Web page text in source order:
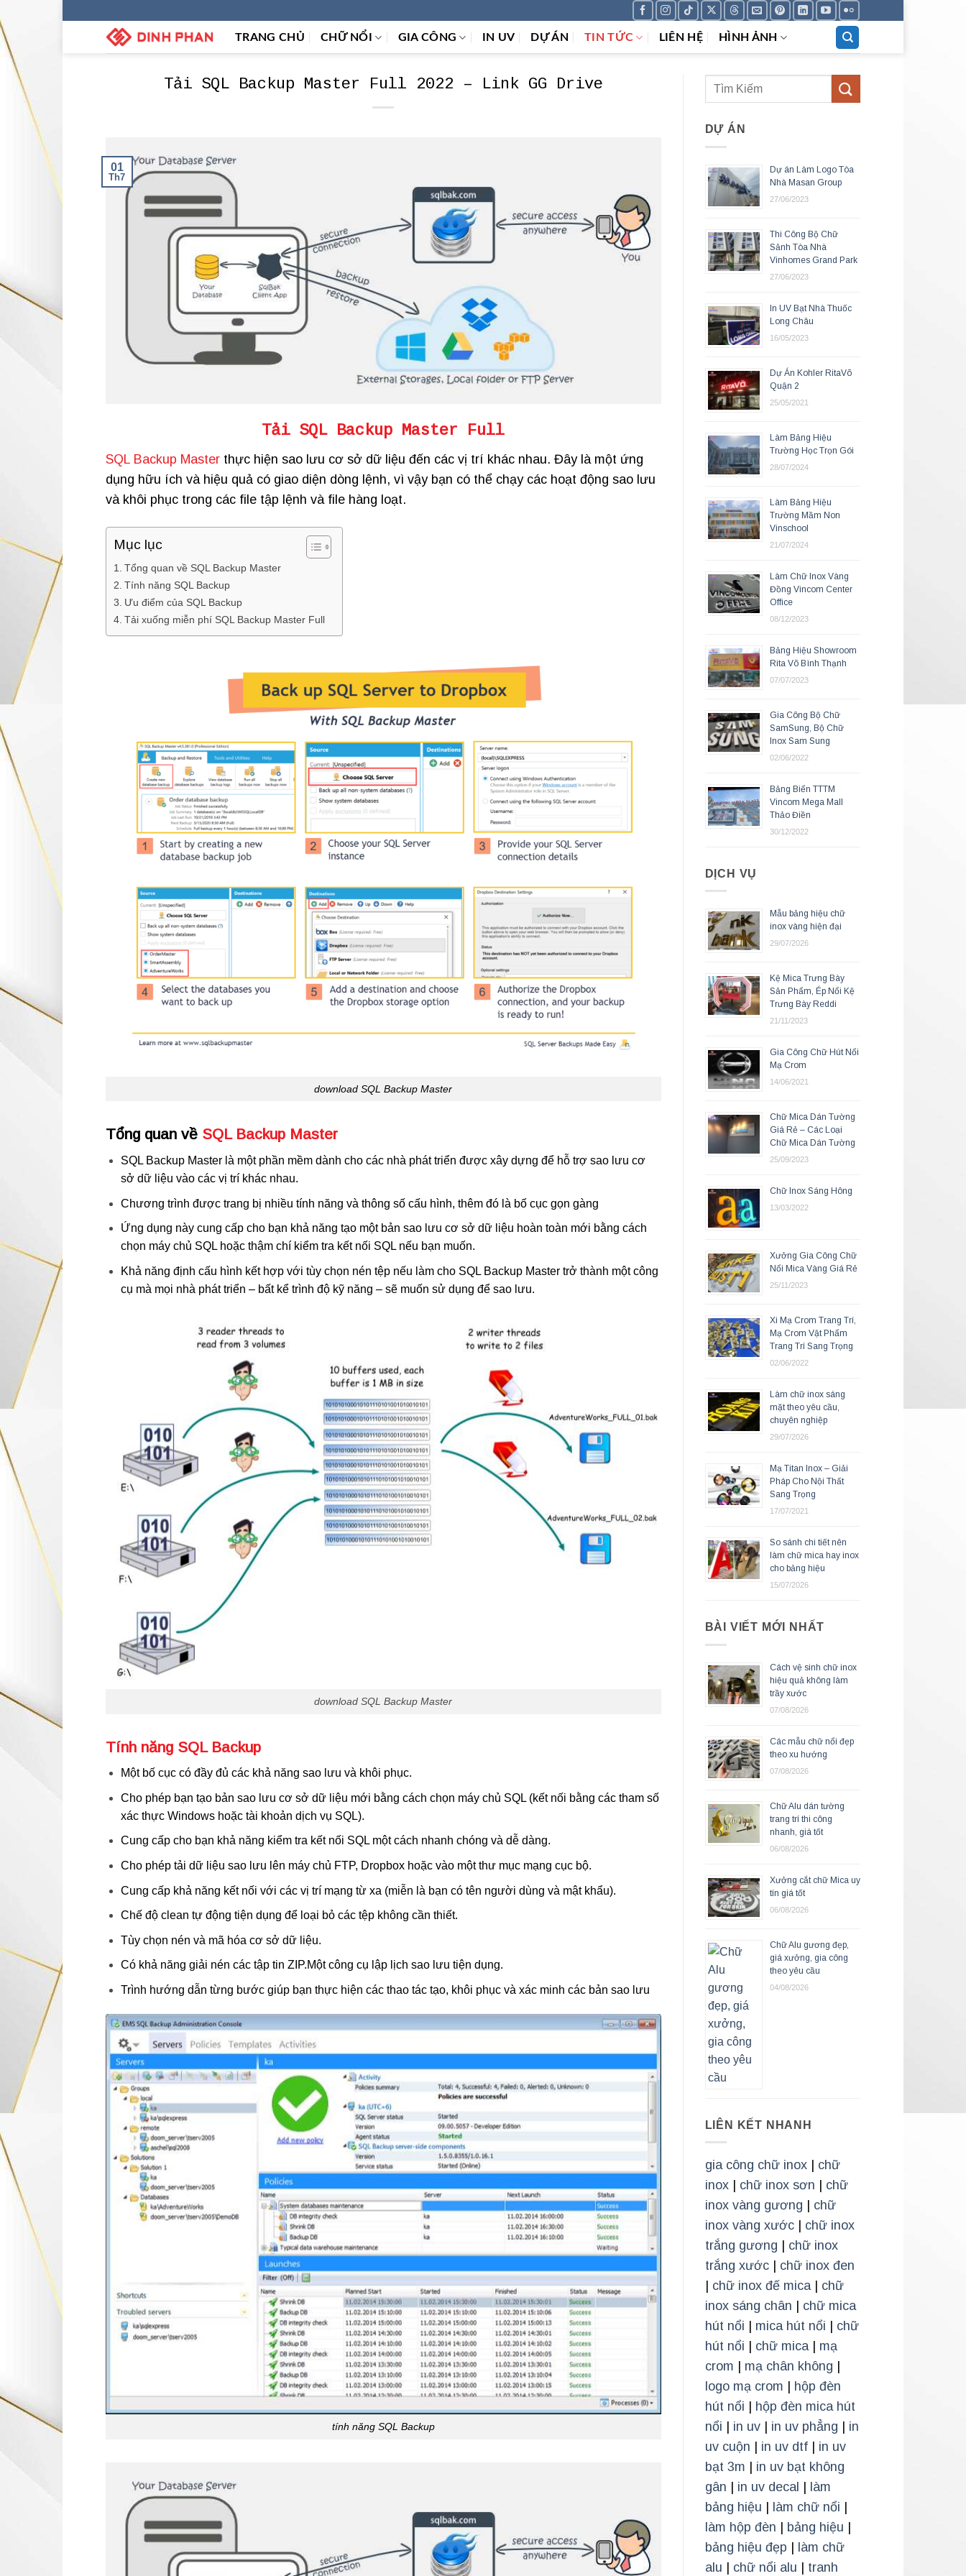
TRANG CHỦ CHỮ NỔI GIA CÔNG IN UV DỰ ÁN TIN TỨC LIÊN HỆ HÌNH ẢNH
Tải SQL Backup Master Full 2022 – Link GG Drive
01
Th7
Tải SQL Backup Master Full
SQL Backup Master thực hiện sao lưu cơ sở dữ liệu đến các vị trí khác nhau. Đây là một ứng
dụng hữu ích và hiệu quả có giao diện dòng lệnh, vì vậy bạn có thể chạy các hoạt động sao lưu
và khôi phục trong các file tập lệnh và file hàng loạt.
Mục lục
Tổng quan về SQL Backup Master
Tính năng SQL Backup
Ưu điểm của SQL Backup
Tải xuống miễn phí SQL Backup Master Full
download SQL Backup Master
Tổng quan về SQL Backup Master
SQL Backup Master là một phần mềm dành cho các nhà phát triển được xây dựng để hỗ trợ sao lưu cơ
sở dữ liệu vào các vị trí khác nhau.
Chương trình được trang bị nhiều tính năng và thông số cấu hình, thêm đó là bố cục gọn gàng
Ứng dụng này cung cấp cho bạn khả năng tạo một bản sao lưu cơ sở dữ liệu hoàn toàn mới bằng cách
chọn máy chủ SQL hoặc thậm chí kiểm tra kết nối SQL nếu bạn muốn.
Khả năng định cấu hình kết hợp với tùy chọn nén tệp nếu làm cho SQL Backup Master trở thành một công
cụ mà mọi nhà phát triển – bất kể trình độ kỹ năng – sẽ muốn sử dụng để sao lưu.
download SQL Backup Master
Tính năng SQL Backup
Một bố cục có đầy đủ các khả năng sao lưu và khôi phục.
Cho phép bạn tạo bản sao lưu cơ sở dữ liệu mới bằng cách chọn máy chủ SQL (kết nối bằng các tham số
xác thực Windows hoặc tài khoản dịch vụ SQL).
Cung cấp cho bạn khả năng kiểm tra kết nối SQL một cách nhanh chóng và dễ dàng.
Cho phép tải dữ liệu sao lưu lên máy chủ FTP, Dropbox hoặc vào một thư mục mạng cục bộ.
Cung cấp khả năng kết nối với các vị trí mạng từ xa (miễn là bạn có tên người dùng và mật khẩu).
Chế độ clean tự động tiện dụng để loại bỏ các tệp không cần thiết.
Tùy chọn nén và mã hóa cơ sở dữ liệu.
Có khả năng giải nén các tập tin ZIP.Một công cụ lập lịch sao lưu tiện dụng.
Trình hướng dẫn từng bước giúp bạn thực hiện các thao tác tạo, khôi phục và xác minh các bản sao lưu
tính năng SQL Backup
DỰ ÁN
Dự án Làm Logo Tòa
Nhà Masan Group
27/06/2023
Thi Công Bộ Chữ
Sảnh Tòa Nhà
Vinhomes Grand Park
27/06/2023
In UV Bạt Nhà Thuốc
Long Châu
16/05/2023
Dự Án Kohler RitaVõ
Quận 2
25/05/2021
Làm Bảng Hiệu
Trường Học Trọn Gói
28/07/2024
Làm Bảng Hiệu
Trường Mầm Non
Vinschool
21/07/2024
Làm Chữ Inox Vàng
Đồng Vincom Center
Office
08/12/2023
Bảng Hiệu Showroom
Rita Võ Bình Thạnh
07/07/2023
Gia Công Bộ Chữ
SamSung, Bộ Chữ
Inox Sam Sung
02/06/2022
Bảng Biển TTTM
Vincom Mega Mall
Thảo Điền
30/12/2022
DỊCH VỤ
Mẫu bảng hiệu chữ
inox vàng hiện đại
29/07/2026
Kệ Mica Trưng Bày
Sản Phẩm, Ép Nổi Kệ
Trưng Bày Reddi
21/11/2023
Gia Công Chữ Hút Nổi
Mạ Crom
14/06/2021
Chữ Mica Dán Tường
Giá Rẻ – Các Loại
Chữ Mica Dán Tường
25/09/2023
Chữ Inox Sáng Hông
13/03/2022
Xưởng Gia Công Chữ
Nổi Mica Vàng Giá Rẻ
25/11/2023
Xi Mạ Crom Trang Trí,
Mạ Crom Vật Phẩm
Trang Trí Sang Trọng
02/06/2022
Làm chữ inox sáng
mặt theo yêu cầu,
chuyên nghiệp
29/07/2026
Mạ Titan Inox – Giải
Pháp Cho Nội Thất
Sang Trọng
17/07/2021
So sánh chi tiết nên
làm chữ mica hay inox
cho bảng hiệu
15/07/2026
BÀI VIẾT MỚI NHẤT
Cách vệ sinh chữ inox
hiệu quả không làm
trầy xước
07/08/2026
Các mẫu chữ nổi đẹp
theo xu hướng
07/08/2026
Chữ Alu dán tường
trang trí thi công
nhanh, giá tốt
06/08/2026
Xưởng cắt chữ Mica uy
tín giá tốt
06/08/2026
Chữ Alu gương đẹp,
giá xưởng, gia công
theo yêu cầu
04/08/2026
LIÊN KẾT NHANH
gia công chữ inox| chữ
inox| chữ inox sơn
chữ
inox vàng gương
chữ
inox vàng xước| chữ inox
trắng gương
chữ inox
trắng xước| chữ inox đen
chữ inox đế mica| chữ
inox sáng chân
chữ mica
hút nổi
mica hút nổi
chữ
hút nổi
chữ mica| mạ
crom
mạ chân không
logo mạ crom
hộp đèn
hút nổi
hộp đèn mica hút
nổi
in uv| in uv phẳng
in
uv cuộn
in uv dtf| in uv
bạt 3m
in uv bạt không
gân
in uv decal
làm
bảng hiệu
làm chữ nổi
làm hộp đèn
bảng hiệu
bảng hiệu đẹp
làm chữ
alu
chữ nổi alu tranh